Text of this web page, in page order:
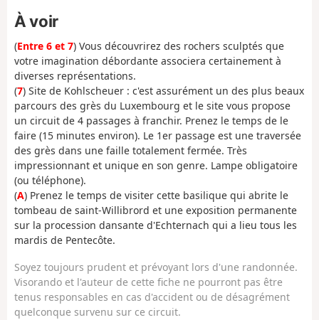
À voir
(Entre 6 et 7) Vous découvrirez des rochers sculptés que
votre imagination débordante associera certainement à
diverses représentations.
(7) Site de Kohlscheuer : c'est assurément un des plus beaux
parcours des grès du Luxembourg et le site vous propose
un circuit de 4 passages à franchir. Prenez le temps de le
faire (15 minutes environ). Le 1er passage est une traversée
des grès dans une faille totalement fermée. Très
impressionnant et unique en son genre. Lampe obligatoire
(ou téléphone).
(A) Prenez le temps de visiter cette basilique qui abrite le
tombeau de saint-Willibrord et une exposition permanente
sur la procession dansante d'Echternach qui a lieu tous les
mardis de Pentecôte.
Soyez toujours prudent et prévoyant lors d'une randonnée.
Visorando et l'auteur de cette fiche ne pourront pas être
tenus responsables en cas d'accident ou de désagrément
quelconque survenu sur ce circuit.